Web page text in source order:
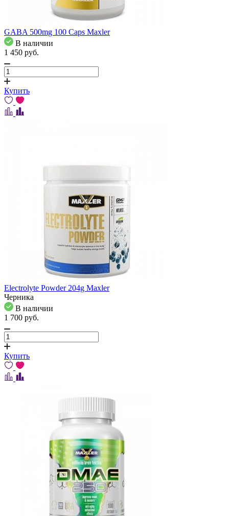
GABA 500mg 100 Caps Maxler
В наличии
1 450 pуб.
Купить
Electrolyte Powder 204g Maxler
Черника
В наличии
1 700 pуб.
Купить